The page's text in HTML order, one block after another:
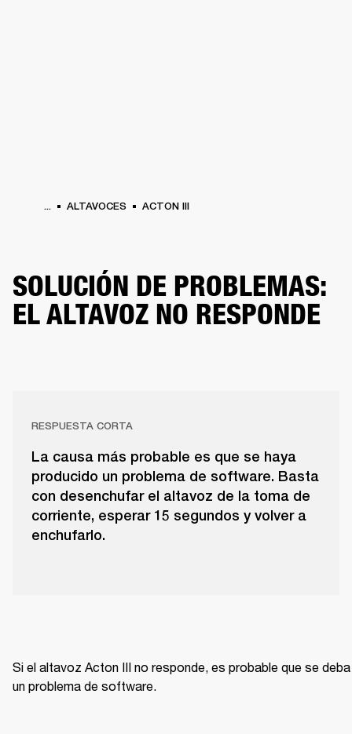
... ALTAVOCES ACTON III
SOLUCIÓN DE PROBLEMAS:
EL ALTAVOZ NO RESPONDE
RESPUESTA CORTA
La causa más probable es que se haya
producido un problema de software. Basta
con desenchufar el altavoz de la toma de
corriente, esperar 15 segundos y volver a
enchufarlo.
Si el altavoz Acton III no responde, es probable que se
un problema de software.